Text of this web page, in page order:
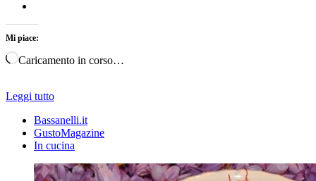
Mi piace:
Caricamento in corso…
Leggi tutto
Bassanelli.it
GustoMagazine
In cucina